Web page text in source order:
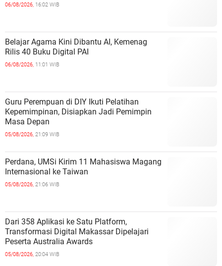
06/08/2026, 16:02 WIB
Belajar Agama Kini Dibantu AI, Kemenag
Rilis 40 Buku Digital PAI
06/08/2026, 11:01 WIB
Guru Perempuan di DIY Ikuti Pelatihan
Kepemimpinan, Disiapkan Jadi Pemimpin
Masa Depan
05/08/2026, 21:09 WIB
Perdana, UMSi Kirim 11 Mahasiswa Magang
Internasional ke Taiwan
05/08/2026, 21:06 WIB
Dari 358 Aplikasi ke Satu Platform,
Transformasi Digital Makassar Dipelajari
Peserta Australia Awards
05/08/2026, 20:04 WIB